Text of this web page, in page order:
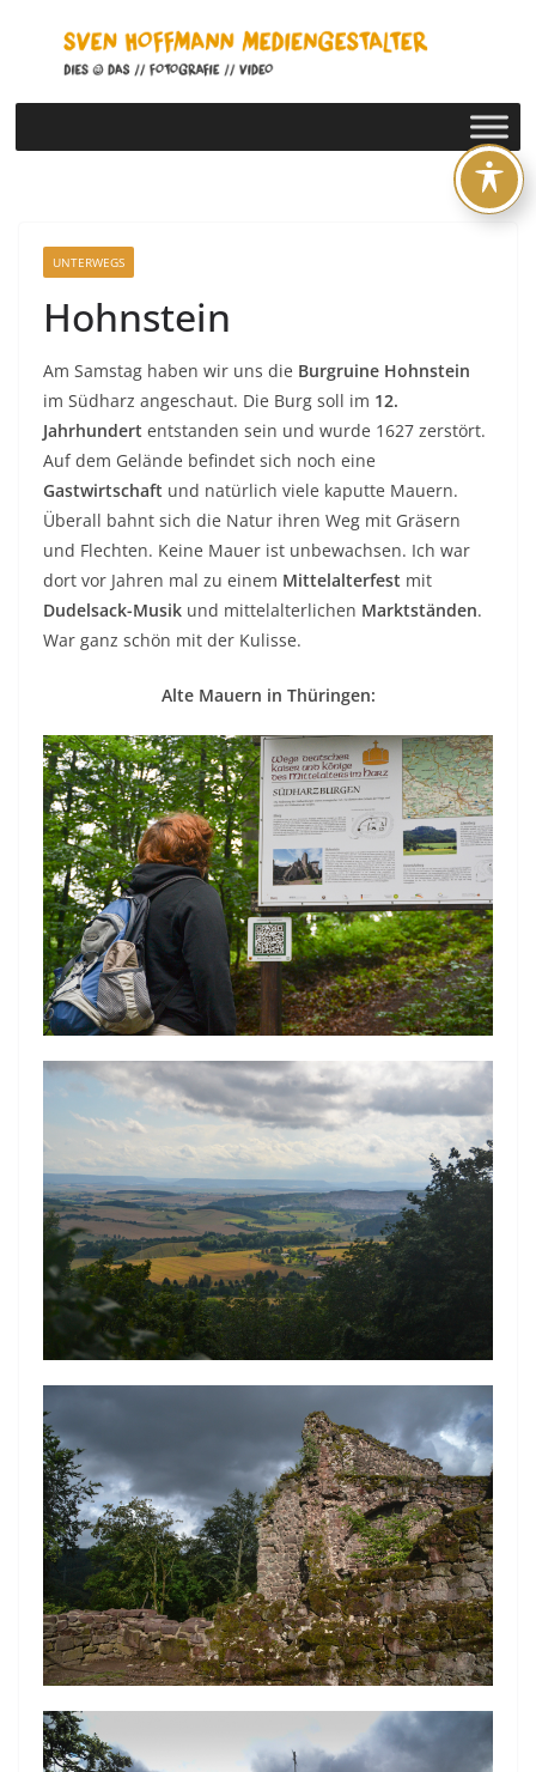
springen
UNTERWEGS
Hohnstein
Am Samstag haben wir uns die Burgruine Hohnstein
im Südharz angeschaut. Die Burg soll im 12.
Jahrhundert entstanden sein und wurde 1627 zerstört.
Auf dem Gelände befindet sich noch eine
Gastwirtschaft und natürlich viele kaputte Mauern.
Überall bahnt sich die Natur ihren Weg mit Gräsern
und Flechten. Keine Mauer ist unbewachsen. Ich war
dort vor Jahren mal zu einem Mittelalterfest mit
Dudelsack-Musik und mittelalterlichen Marktständen.
War ganz schön mit der Kulisse.
Alte Mauern in Thüringen: